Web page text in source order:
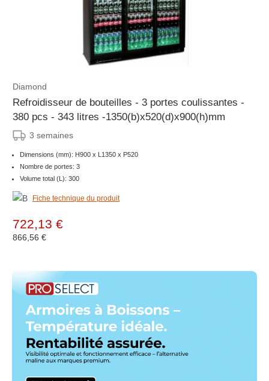
Diamond
Refroidisseur de bouteilles - 3 portes coulissantes -
380 pcs - 343 litres -1350(b)x520(d)x900(h)mm
3 semaines
Dimensions (mm): H900 x L1350 x P520
Nombre de portes: 3
Volume total (L): 300
Fiche technique du produit
722,13 €
866,56 €